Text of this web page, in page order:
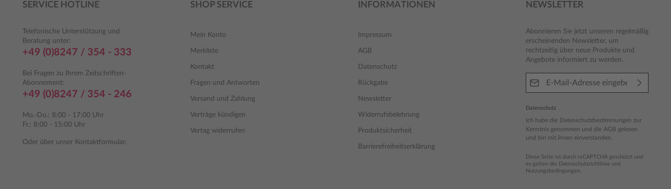
SERVICE HOTLINE
Telefonische Unterstützung und
Beratung unter:
+49 (0)8247 / 354 - 333
Bei Fragen zu Ihrem Zeitschriften-
Abonnement:
+49 (0)8247 / 354 - 246
Mo.-Do.: 8:00 - 17:00 Uhr
Fr.: 8:00 - 15:00 Uhr
Oder über unser Kontaktformular.
SHOP SERVICE
Mein Konto
Merkliste
Kontakt
Fragen und Antworten
Versand und Zahlung
Verträge kündigen
Vertag widerrufen
INFORMATIONEN
Impressum
AGB
Datenschutz
Rückgabe
Newsletter
Widerrufsbelehrung
Produktsicherheit
Barrierefreiheitserklärung
NEWSLETTER
Abonnieren Sie jetzt unseren regelmäßig
erscheinenden Newsletter, um
rechtzeitig über neue Produkte und
Angebote informiert zu werden.
Datenschutz
Ich habe die Datenschutzbestimmungen zur
Kenntnis genommen und die AGB gelesen
und bin mit ihnen einverstanden.
Diese Seite ist durch reCAPTCHA geschützt und
es gelten die Datenschutzrichtlinie und
Nutzungsbedingungen